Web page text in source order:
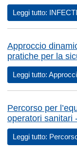
Leggi tutto:
Approccio
pratiche per la
Leggi tutto:
Percorso per
operatori sanitari
Leggi tutto: